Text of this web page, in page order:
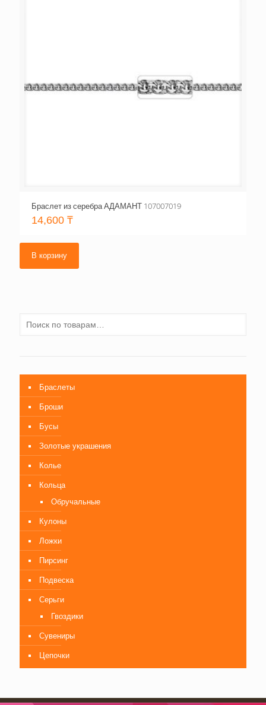
Браслет из серебра АДАМАНТ 107007019
14,600 ₸
В корзину
Браслеты
Броши
Бусы
Золотые украшения
Колье
Кольца
Обручальные
Кулоны
Ложки
Пирсинг
Подвеска
Серьги
Гвоздики
Сувениры
Цепочки